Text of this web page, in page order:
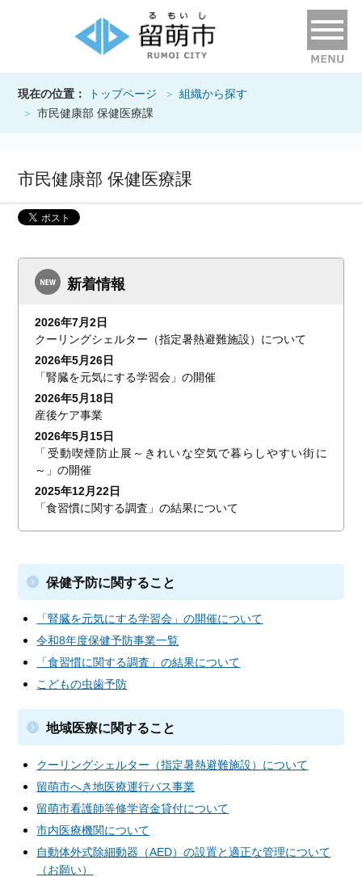
現在の位置： トップページ
組織から探す
市民健康部 保健医療課
市民健康部 保健医療課
新着情報
2026年7月2日
クーリングシェルター（指定暑熱避難施設）について
2026年5月26日
「腎臓を元気にする学習会」の開催
2026年5月18日
産後ケア事業
2026年5月15日
「受動喫煙防止展～きれいな空気で暮らしやすい街に
～」の開催
2025年12月22日
「食習慣に関する調査」の結果について
保健予防に関すること
「腎臓を元気にする学習会」の開催について
令和8年度保健予防事業一覧
「食習慣に関する調査」の結果について
こどもの虫歯予防
地域医療に関すること
クーリングシェルター（指定暑熱避難施設）について
留萌市へき地医療運行バス事業
留萌市看護師等修学資金貸付について
市内医療機関について
自動体外式除細動器（AED）の設置と適正な管理について
（お願い）